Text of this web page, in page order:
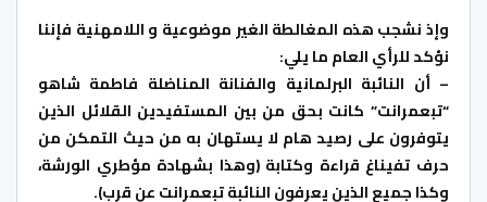
وإذ نشجب هذه المغالطة الغير موضوعية و اللامهنية فإننا
نؤكد للرأي العام ما يلي:
– أن النائبة البرلمانية والفنانة المناضلة فاطمة شاهو
“تبعمرانت” كانت بحق من بين المستفيدين القلائل الذين
يتوفرون على رصيد هام لا يستهان به من حيث التمكن من
حرف تفيناغ قراءة وكتابة (وهذا بشهادة مؤطري الورشة،
وكذا جميع الذين يعرفون النائبة تبعمرانت عن قرب).